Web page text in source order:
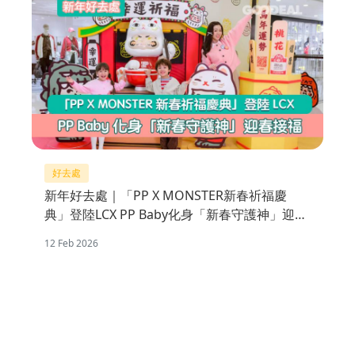
好去處
新年好去處｜「PP X MONSTER新春祈福慶
典」登陸LCX PP Baby化身「新春守護神」迎春
12 Feb 2026